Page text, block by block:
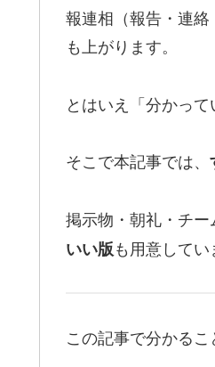
報連相（報告・連
も上がります。
とはいえ「分かっ
そこで本記事では、
掲示物・朝礼・チ
いい版も用意してい
この記事で分かるこ